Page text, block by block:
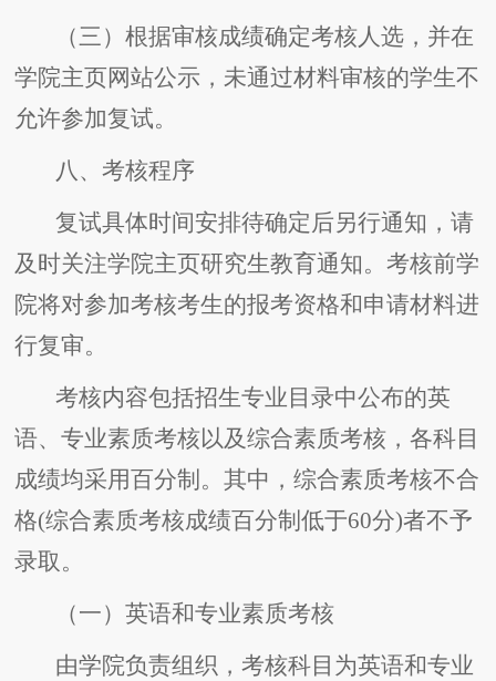
（三）根据审核成绩确定考核人选，并在
学院主页网站公示，未通过材料审核的学生不
允许参加复试。
八、考核程序
复试具体时间安排待确定后另行通知，请
及时关注学院主页研究生教育通知。考核前学
院将对参加考核考生的报考资格和申请材料进
行复审。
考核内容包括招生专业目录中公布的英
语、专业素质考核以及综合素质考核，各科目
成绩均采用百分制。其中，综合素质考核不合
格(综合素质考核成绩百分制低于60分)者不予
录取。
（一）英语和专业素质考核
由学院负责组织，考核科目为英语和专业